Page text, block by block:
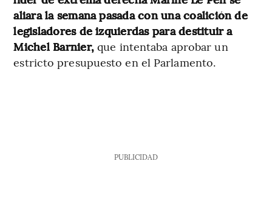
aliara la semana pasada con una coalición de
legisladores de izquierdas para destituir a
Michel Barnier,que intentaba aprobar un
estricto presupuesto en el Parlamento.
PUBLICIDAD